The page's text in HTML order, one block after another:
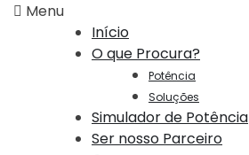
Menu
Início
O que Procura?
Potência
Soluções
Simulador de Potência
Ser nosso Parceiro